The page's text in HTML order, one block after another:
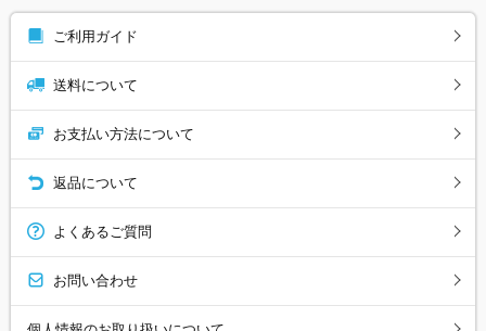
ご利用ガイド
送料について
お支払い方法について
返品について
よくあるご質問
お問い合わせ